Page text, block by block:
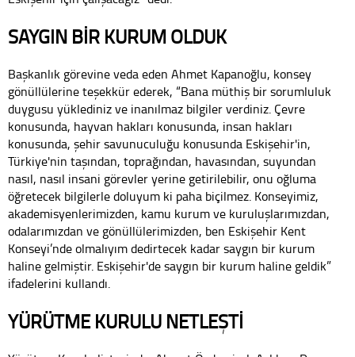
SAYGIN BİR KURUM OLDUK
Başkanlık görevine veda eden Ahmet Kapanoğlu, konsey
gönüllülerine teşekkür ederek, “Bana müthiş bir sorumluluk
duygusu yüklediniz ve inanılmaz bilgiler verdiniz. Çevre
konusunda, hayvan hakları konusunda, insan hakları
konusunda, şehir savunuculuğu konusunda Eskişehir'in,
Türkiye'nin taşından, toprağından, havasından, suyundan
nasıl, nasıl insani görevler yerine getirilebilir, onu oğluma
öğretecek bilgilerle doluyum ki paha biçilmez. Konseyimiz,
akademisyenlerimizden, kamu kurum ve kuruluşlarımızdan,
odalarımızdan ve gönüllülerimizden, ben Eskişehir Kent
Konseyi’nde olmalıyım dedirtecek kadar saygın bir kurum
haline gelmiştir. Eskişehir'de saygın bir kurum haline geldik”
ifadelerini kullandı.
YÜRÜTME KURULU NETLEŞTİ